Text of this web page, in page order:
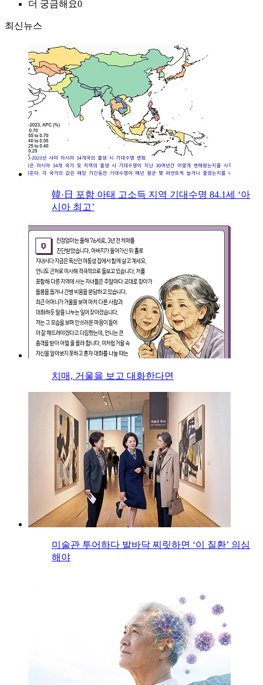
더 궁금해요0
최신뉴스
韓·日 포함 아태 고소득 지역 기대수명 84.1세 ‘아
시아 최고’
치매, 거울을 보고 대화한다면
미술관 투어하다 발바닥 찌릿하면 ‘이 질환’ 의심
해야